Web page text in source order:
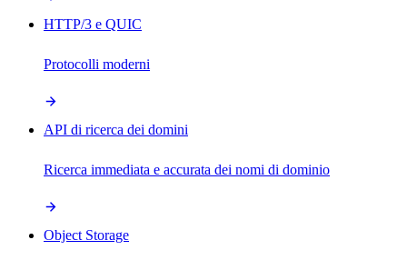
HTTP/3 e QUIC
Protocolli moderni
API di ricerca dei domini
Ricerca immediata e accurata dei nomi di dominio
Object Storage